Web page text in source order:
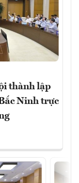
thành lập
Ninh trực